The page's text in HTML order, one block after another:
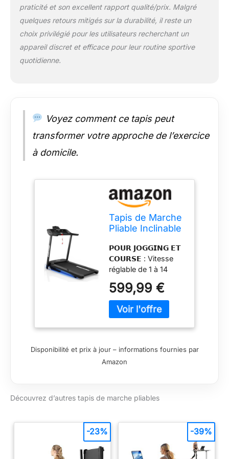
antidérapante,
structure stable et
clip de sécurité qui
stoppe
praticité et son excellent rapport qualité/prix. Malgré
quelques retours mitigés sur la durabilité, il reste un
choix privilégié pour les utilisateurs recherchant un
appareil discret et efficace pour leur routine sportive
quotidienne.
Voyez comment ce tapis peut
transformer votre approche de l’exercice
à domicile.
Tapis de Marche
Pliable Inclinable
Course
Silencieux avec
Télécommande –
Walking Pad
Compact pour
Sport à la Maison
& Bureau
𝗣𝗢𝗨𝗥 𝗝𝗢𝗚𝗚𝗜𝗡𝗚 𝗘𝗧
𝗖𝗢𝗨𝗥𝗦𝗘 : Vitesse
réglable de 1 à 14
de course de 120 ×
42 cm pour une
stabilité optimale.
déplace aisément
grâce aux roulettes
𝗠𝗘𝗦𝗨𝗥𝗘
pour plus d’intensité,
affichage du temps,
599,99 €
Disponibilité et prix à jour – informations fournies par
Amazon
Découvrez d’autres tapis de marche pliables
-23% -39%